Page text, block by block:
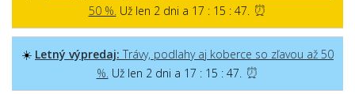
50 %. Už len 2 dni a 17 : 15 : 46. ⏰
☀️ Letný výpredaj: Trávy, podlahy aj koberce so zľavou až 50
%. Už len 2 dni a 17 : 15 : 46. ⏰